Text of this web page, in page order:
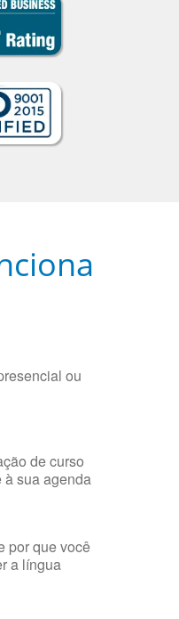
ou
de curso
sua agenda
por que você
a língua